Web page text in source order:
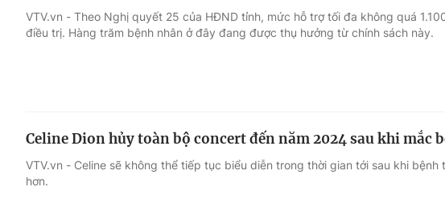
VTV.vn - Theo Nghị quyết 25 của HĐND tỉnh, mức hỗ trợ tối đa không quá
điều trị. Hàng trăm bệnh nhân ở đây đang được thụ hưởng từ chính sách này.
Celine Dion hủy toàn bộ concert đến năm 2024 sau khi mắc
VTV.vn - Celine sẽ không thể tiếp tục biểu diễn trong thời gian tới sau khi bệnh
hơn.